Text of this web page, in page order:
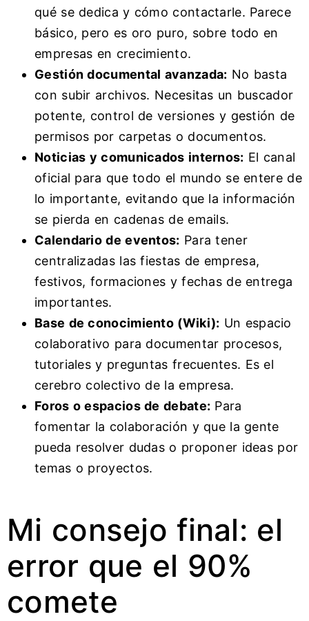
qué se dedica y cómo contactarle. Parece
básico, pero es oro puro, sobre todo en
empresas en crecimiento.
Gestión documental avanzada: No basta
con subir archivos. Necesitas un buscador
potente, control de versiones y gestión de
permisos por carpetas o documentos.
Noticias y comunicados internos: El canal
oficial para que todo el mundo se entere de
lo importante, evitando que la información
se pierda en cadenas de emails.
Calendario de eventos: Para tener
centralizadas las fiestas de empresa,
festivos, formaciones y fechas de entrega
importantes.
Base de conocimiento (Wiki): Un espacio
colaborativo para documentar procesos,
tutoriales y preguntas frecuentes. Es el
cerebro colectivo de la empresa.
Foros o espacios de debate: Para
fomentar la colaboración y que la gente
pueda resolver dudas o proponer ideas por
temas o proyectos.
Mi consejo final: el
error que el 90%
comete